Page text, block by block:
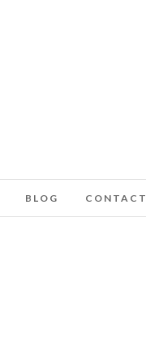
BLOG CONTACT